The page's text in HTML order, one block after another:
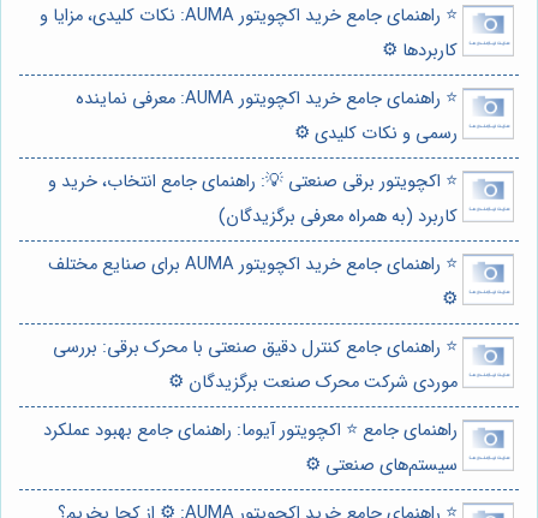
⭐️ راهنمای جامع خرید اکچویتور AUMA: نکات کلیدی، مزایا و
کاربردها ⚙️
⭐️ راهنمای جامع خرید اکچویتور AUMA: معرفی نماینده
رسمی و نکات کلیدی ⚙️
⭐️ اکچویتور برقی صنعتی 💡: راهنمای جامع انتخاب، خرید و
کاربرد (به همراه معرفی برگزیدگان)
⭐️ راهنمای جامع خرید اکچویتور AUMA برای صنایع مختلف
⚙️
⭐️ راهنمای جامع کنترل دقیق صنعتی با محرک برقی: بررسی
موردی شرکت محرک صنعت برگزیدگان ⚙️
راهنمای جامع ⭐️ اکچویتور آیوما: راهنمای جامع بهبود عملکرد
سیستم‌های صنعتی ⚙️